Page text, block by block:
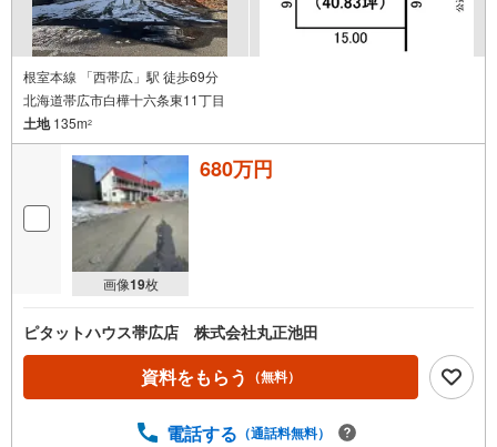
根室本線 「西帯広」駅 徒歩69分
北海道帯広市白樺十六条東11丁目
土地135m2
画像19枚
680万円
ピタットハウス帯広店 株式会社丸正池田
資料をもらう （無料）
電話する （通話料無料）